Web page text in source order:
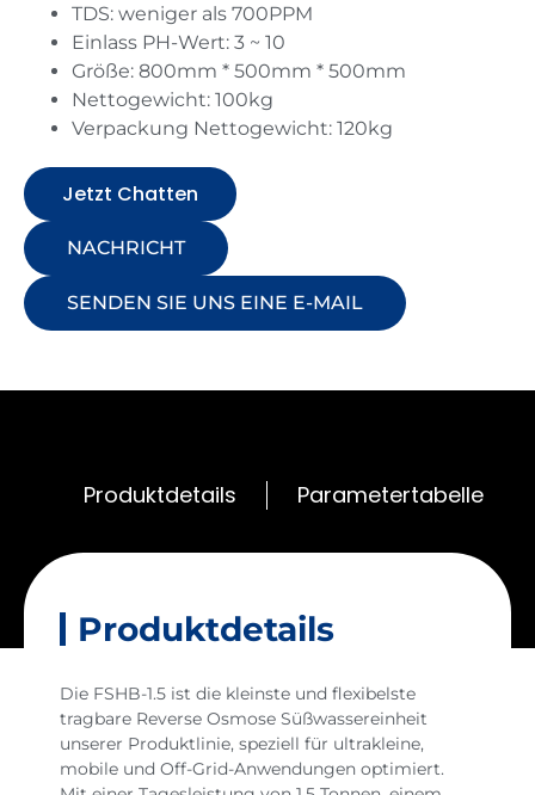
TDS: weniger als 700PPM
Einlass PH-Wert: 3 ~ 10
Größe: 800mm * 500mm * 500mm
Nettogewicht: 100kg
Verpackung Nettogewicht: 120kg
Jetzt Chatten
NACHRICHT
SENDEN SIE UNS EINE E-MAIL
Produktdetails Parametertabelle
Produktdetails
Die FSHB-1.5 ist die kleinste und flexibelste
tragbare Reverse Osmose Süßwassereinheit
unserer Produktlinie, speziell für ultrakleine,
mobile und Off-Grid-Anwendungen optimiert.